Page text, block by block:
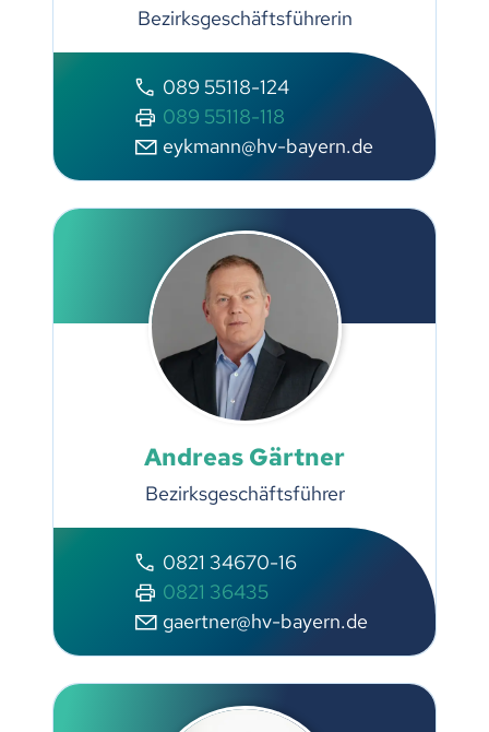
Bezirksgeschäftsführerin
089 55118-124
089 55118-118
eykmann@hv-bayern.de
Andreas Gärtner
Bezirksgeschäftsführer
0821 34670-16
0821 36435
gaertner@hv-bayern.de